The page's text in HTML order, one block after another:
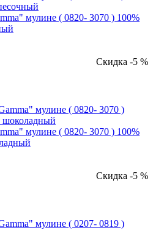
мулине ( 0820- 3070 ) 100%
Скидка -5 %
мулине ( 0820- 3070 ) 100%
Скидка -5 %